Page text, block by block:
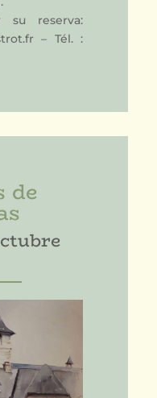
reserva:
– Tél. :
de